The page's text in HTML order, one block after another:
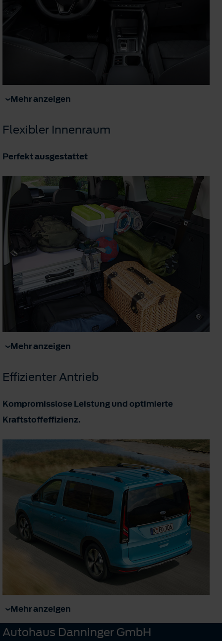
Mehr anzeigen
Flexibler Innenraum
Perfekt ausgestattet
Mehr anzeigen
Effizienter Antrieb
Kompromisslose Leistung und optimierte
Kraftstoffeffizienz.
Mehr anzeigen
Autohaus Danninger GmbH